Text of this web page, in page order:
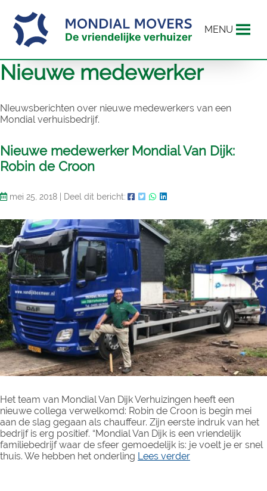
MENU
Nieuwe medewerker
NIeuwsberichten over nieuwe medewerkers van een
Mondial verhuisbedrijf.
Nieuwe medewerker Mondial Van Dijk:
Robin de Croon
mei 25, 2018 Deel dit bericht:
Het team van Mondial Van Dijk Verhuizingen heeft een
nieuwe collega verwelkomd: Robin de Croon is begin mei
aan de slag gegaan als chauffeur. Zijn eerste indruk van het
bedrijf is erg positief. “Mondial Van Dijk is een vriendelijk
familiebedrijf waar de sfeer gemoedelijk is: je voelt je er snel
thuis. We hebben het onderling Lees verder